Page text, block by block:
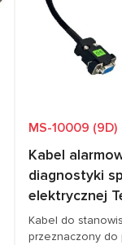
Pokrycie pojazdów
MS-10009 (9D)
Kabel
diagnostyki
elektrycznej
Kabel do
przeznaczony do